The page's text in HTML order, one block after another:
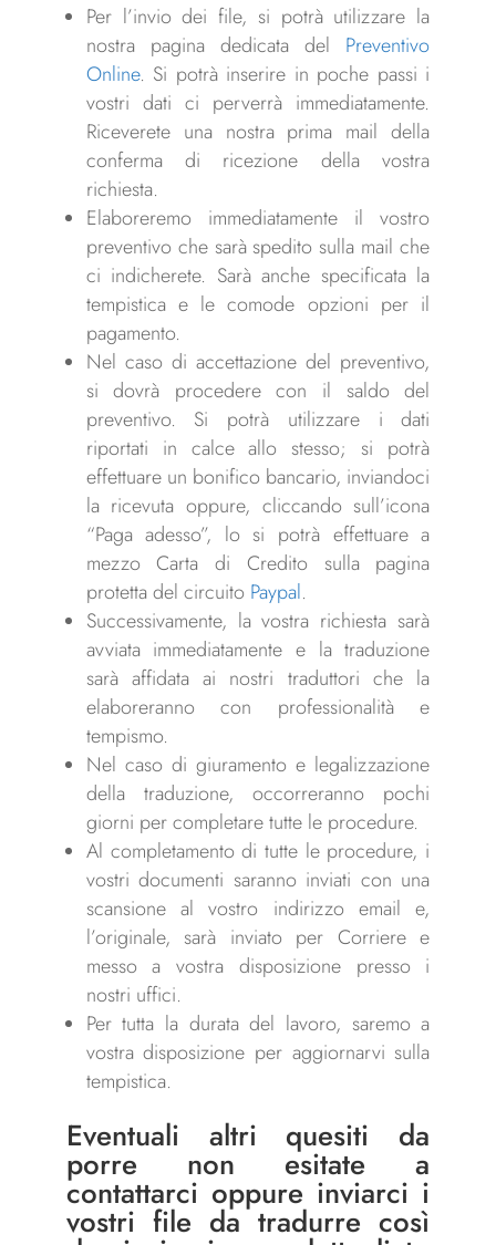
Per l’invio dei file, si potrà utilizzare la
nostra pagina dedicata del Preventivo
Online. Si potrà inserire in poche passi i
vostri dati ci perverrà immediatamente.
Riceverete una nostra prima mail della
conferma di ricezione della vostra
richiesta.
Elaboreremo immediatamente il vostro
preventivo che sarà spedito sulla mail che
ci indicherete. Sarà anche specificata la
tempistica e le comode opzioni per il
pagamento.
Nel caso di accettazione del preventivo,
si dovrà procedere con il saldo del
preventivo. Si potrà utilizzare i dati
riportati in calce allo stesso; si potrà
effettuare un bonifico bancario, inviandoci
la ricevuta oppure, cliccando sull’icona
“Paga adesso”, lo si potrà effettuare a
mezzo Carta di Credito sulla pagina
protetta del circuito Paypal.
Successivamente, la vostra richiesta sarà
avviata immediatamente e la traduzione
sarà affidata ai nostri traduttori che la
elaboreranno con professionalità e
tempismo.
Nel caso di giuramento e legalizzazione
della traduzione, occorreranno pochi
giorni per completare tutte le procedure.
Al completamento di tutte le procedure, i
vostri documenti saranno inviati con una
scansione al vostro indirizzo email e,
l’originale, sarà inviato per Corriere e
messo a vostra disposizione presso i
nostri uffici.
Per tutta la durata del lavoro, saremo a
vostra disposizione per aggiornarvi sulla
tempistica.
Eventuali altri quesiti da
porre non esitate a
contattarci oppure inviarci i
vostri file da tradurre così